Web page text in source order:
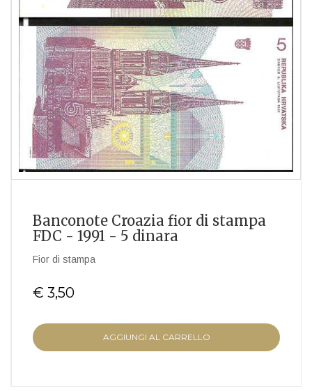
Banconote Croazia fior di stampa
FDC - 1991 - 5 dinara
Fior di stampa
€ 3,50
AGGIUNGI AL CARRELLO